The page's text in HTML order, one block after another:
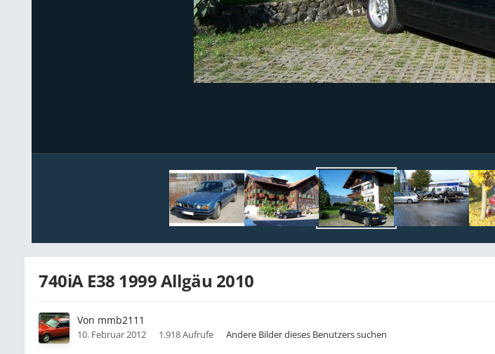
740iA E38 1999 Allgäu 2010
Von mmb2111
10. Februar 2012 1.918 Aufrufe Andere Bilder dieses Benutzers suchen